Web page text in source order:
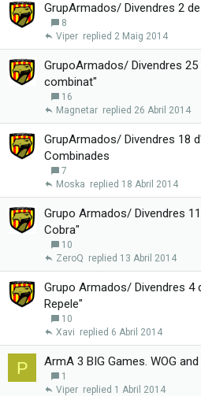
GrupArmados/ Divendres 2
8
2 Maig 2014
Viper
GrupoArmados/ Divendres
combinat"
16
26 Abril 2014
Magnetar
GrupArmados/ Divendres 18
Combinades
7
18 Abril 2014
Moska
Grupo Armados/ Divendres
Cobra"
10
13 Abril 2014
ZeroQ
Grupo Armados/ Divendres 4
Repele"
10
6 Abril 2014
Xavi
P ArmA 3 BIG Games. WOG and
1
1 Abril 2014
Viper